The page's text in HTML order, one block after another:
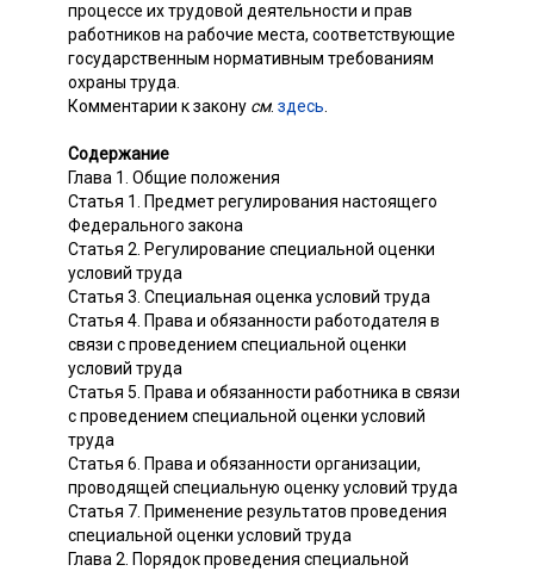
процессе их трудовой деятельности и прав
работников на рабочие места, соответствующие
государственным нормативным требованиям
охраны труда.
Комментарии к закону см. здесь
Содержание
Глава 1. Общие положения
Статья 1. Предмет регулирования настоящего
Федерального закона
Статья 2. Регулирование специальной оценки
условий труда
Статья 3. Специальная оценка условий труда
Статья 4. Права и обязанности работодателя в
связи с проведением специальной оценки
условий труда
Статья 5. Права и обязанности работника в связи
с проведением специальной оценки условий
труда
Статья 6. Права и обязанности организации,
проводящей специальную оценку условий труда
Статья 7. Применение результатов проведения
специальной оценки условий труда
Глава 2. Порядок проведения специальной